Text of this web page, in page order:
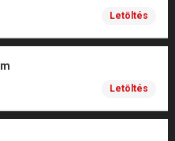
Letöltés
Letöltés